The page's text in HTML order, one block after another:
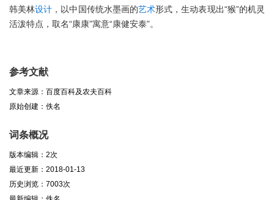
韩美林设计 ，以中国传统水墨画的艺术形式，生动表现出“猴”的机灵
活泼特点，取名“康康”寓意“康健安泰”。
参考文献
文章来源：百度百科及农夫百科
原始创建：佚名
词条概况
版本编辑：2次
最近更新：2018-01-13
历史浏览：7003次